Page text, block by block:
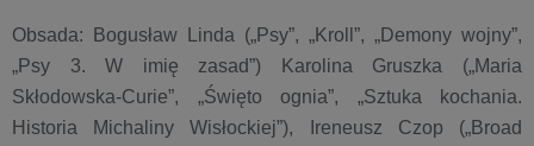
Obsada: Bogusław Linda („Psy”, „Kroll”, „Demony wojny”,
„Psy 3. W imię zasad”) Karolina Gruszka („Maria
Skłodowska-Curie”, „Święto ognia”, „Sztuka kochania.
Historia Michaliny Wisłockiej”), Ireneusz Czop („Broad